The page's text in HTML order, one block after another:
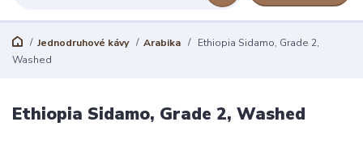
Jednodruhové kávy Arabika
Ethiopia Sidamo, Grade 2,
Washed
Ethiopia Sidamo, Grade 2, Washed